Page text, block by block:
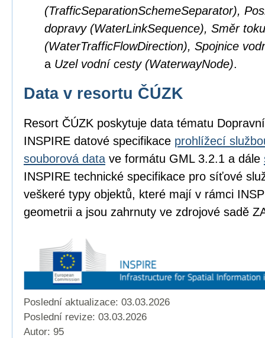
(TrafficSeparationSchemeSeparator),
dopravy (WaterLinkSequence), Směr
(WaterTrafficFlowDirection), Spojnice
a Uzel vodní cesty (WaterwayNode).
Data v resortu ČÚZK
Resort ČÚZK poskytuje data tématu
INSPIRE datové specifikace prohlížecí
souborová data ve formátu GML 3.2.1 a dále
INSPIRE technické specifikace pro síťové
veškeré typy objektů, které mají v rámci
geometrii a jsou zahrnuty ve zdrojové sadě
Poslední aktualizace: 03.03.2026
Poslední revize: 03.03.2026
Autor: 95